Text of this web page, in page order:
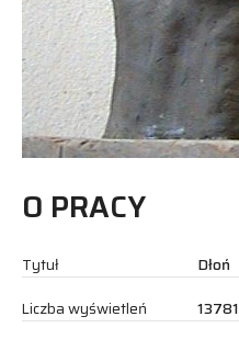
O PRACY
Tytuł
Dłoń
Liczba wyświetleń
13781